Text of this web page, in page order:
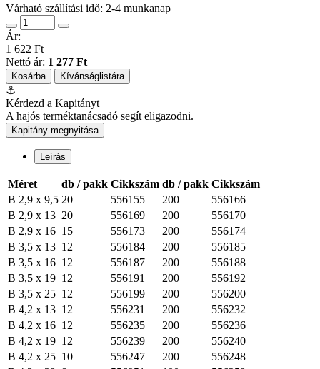
Várható szállítási idő: 2-4 munkanap
Ár:
1 622 Ft
Nettó ár: 1 277 Ft
Kosárba Kívánságlistára
⚓
Kérdezd a Kapitányt
A hajós terméktanácsadó segít eligazodni.
Kapitány megnyitása
Leírás
Méret db / pakk Cikkszám db / pakk Cikkszám
B 2,9 x 9,5 20 556155 200
556166
B 2,9 x 13 20 556169 200
556170
B 2,9 x 16 15 556173 200
556174
B 3,5 x 13 12 556184 200
556185
B 3,5 x 16 12 556187 200
556188
B 3,5 x 19 12 556191 200
556192
B 3,5 x 25 12 556199 200
556200
B 4,2 x 13 12 556231 200
556232
B 4,2 x 16 12 556235 200
556236
B 4,2 x 19 12 556239 200
556240
B 4,2 x 25 10 556247 200
556248